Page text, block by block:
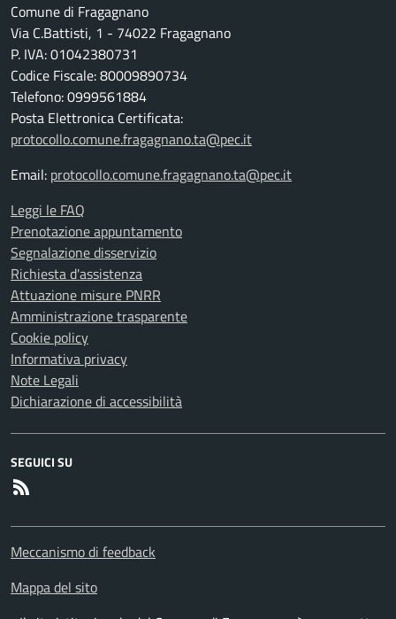
Comune di Fragagnano
Via C.Battisti, 1 - 74022 Fragagnano
P. IVA: 01042380731
Codice Fiscale: 80009890734
Telefono: 0999561884
Posta Elettronica Certificata:
protocollo.comune.fragagnano.ta@pec.it
Email: protocollo.comune.fragagnano.ta@pec.it
Leggi le FAQ
Prenotazione appuntamento
Segnalazione disservizio
Richiesta d'assistenza
Attuazione misure PNRR
Amministrazione trasparente
Cookie policy
Informativa privacy
Note Legali
Dichiarazione di accessibilità
SEGUICI SU
Meccanismo di feedback
Mappa del sito